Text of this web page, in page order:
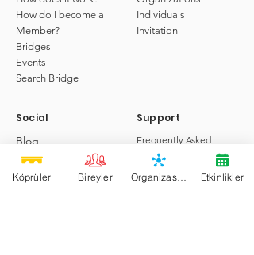
How do I become a
Member?
Bridges
Events
Search Bridge
Individuals
Invitation
Social
Blog
Forum
Communication
Support
Frequently Asked
Questions
Köprüler Bireyler Organizasyonlar Etkinlikler